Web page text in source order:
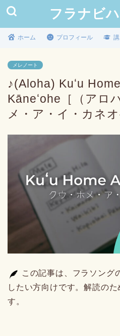
フラナビ
ホーム プロフィール
メレノート
♪(Aloha) Kuʻu
Kāneʻohe［（アロ
メ・ア・イ・カネオ
この記事は、フラソング
したい方向けです。解読の
す。